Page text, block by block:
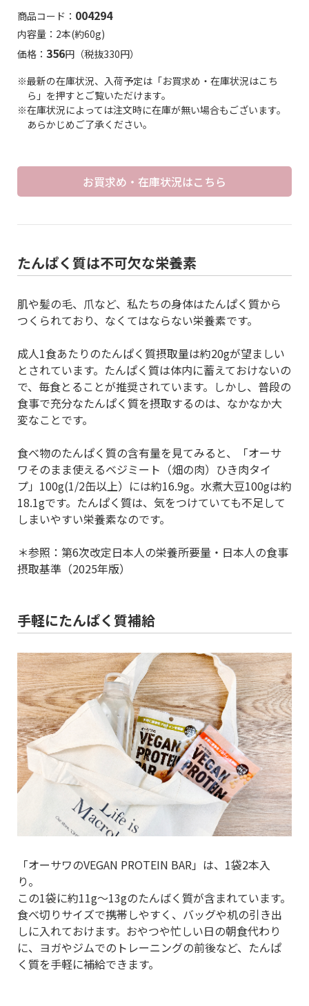
商品コード： 004294
内容量：2本(約60g)
価格： 356円（税抜330円）
※最新の在庫状況、入荷予定は「お買求め・在庫状況はこち
ら」を押すとご覧いただけます。
※在庫状況によっては注文時に在庫が無い場合もございます。
あらかじめご了承ください。
お買求め・在庫状況はこちら
たんぱく質は不可欠な栄養素
肌や髪の毛、爪など、私たちの身体はたんぱく質から
つくられており、なくてはならない栄養素です。
成人1食あたりのたんぱく質摂取量は約20gが望ましい
とされています。たんぱく質は体内に蓄えておけないの
で、毎食とることが推奨されています。しかし、普段の
食事で充分なたんぱく質を摂取するのは、なかなか大
変なことです。
食べ物のたんぱく質の含有量を見てみると、「オーサ
ワそのまま使えるベジミート（畑の肉）ひき肉タイ
プ」100g(1/2缶以上）には約16.9g。水煮大豆100gは約
18.1gです。たんぱく質は、気をつけていても不足して
しまいやすい栄養素なのです。
＊参照：第6次改定日本人の栄養所要量・日本人の食事
摂取基準（2025年版）
手軽にたんぱく質補給
「オーサワのVEGAN PROTEIN BAR」は、1袋2本入
り。
この1袋に約11g～13gのたんばく質が含まれています。
食べ切りサイズで携帯しやすく、バッグや机の引き出
しに入れておけます。おやつや忙しい日の朝食代わり
に、ヨガやジムでのトレーニングの前後など、たんぱ
く質を手軽に補給できます。